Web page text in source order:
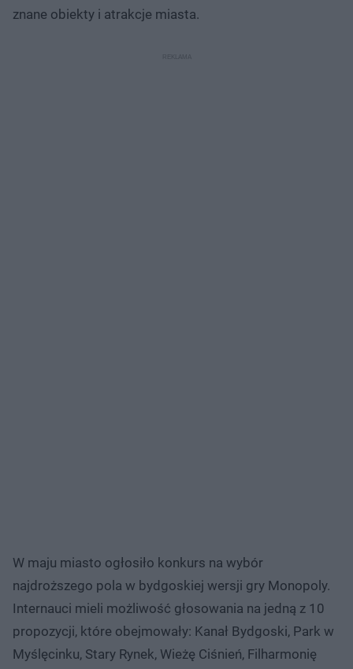
znane obiekty i atrakcje miasta.
W maju miasto ogłosiło konkurs na wybór
najdroższego pola w bydgoskiej wersji gry Monopoly.
Internauci mieli możliwość głosowania na jedną z 10
propozycji, które obejmowały: Kanał Bydgoski, Park w
Myślęcinku, Stary Rynek, Wieżę Ciśnień, Filharmonię